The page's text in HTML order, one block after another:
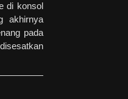
di konsol
akhirnya
pada